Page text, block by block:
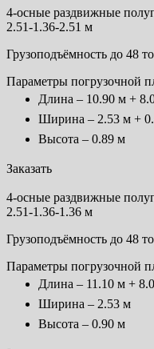
4-осные раздвижные
2.51-1.36-2.51 м
Грузоподъёмность до 48
Параметры погрузочной
Длина – 10.90 м +
Ширина – 2.53 м +
Высота – 0.89 м
Заказать
4-осные раздвижные
2.51-1.36-1.36 м
Грузоподъёмность до 48
Параметры погрузочной
Длина – 11.10 м +
Ширина – 2.53 м
Высота – 0.90 м